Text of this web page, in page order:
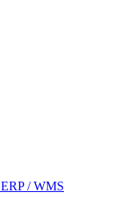
ERP / WMS